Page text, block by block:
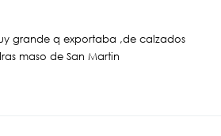
grande q exportaba ,de calzados
maso de San Martin